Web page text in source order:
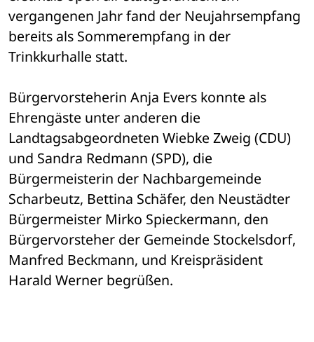
vergangenen Jahr fand der Neujahrsempfang
bereits als Sommerempfang in der
Trinkkurhalle statt.
Bürgervorsteherin Anja Evers konnte als
Ehrengäste unter anderen die
Landtagsabgeordneten Wiebke Zweig (CDU)
und Sandra Redmann (SPD), die
Bürgermeisterin der Nachbargemeinde
Scharbeutz, Bettina Schäfer, den Neustädter
Bürgermeister Mirko Spieckermann, den
Bürgervorsteher der Gemeinde Stockelsdorf,
Manfred Beckmann, und Kreispräsident
Harald Werner begrüßen.